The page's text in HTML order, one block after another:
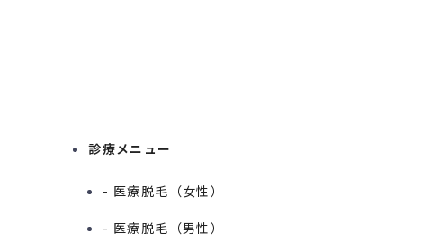
診療メニュー
- 医療脱毛（女性）
- 医療脱毛（男性）